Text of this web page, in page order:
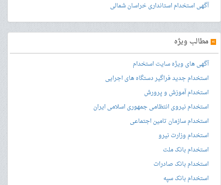
آگهی استخدام استانداری خراسان شمالی
» مطالب ویژه
آگهی های ویژه سایت استخدام
استخدام جدید فراگیر دستگاه های اجرایی
استخدام آموزش و پرورش
استخدام نیروی انتظامی جمهوری اسلامی ایران
استخدام سازمان تامین اجتماعی
استخدام وزارت نیرو
استخدام بانک ملت
استخدام بانک صادرات
استخدام بانک سپه